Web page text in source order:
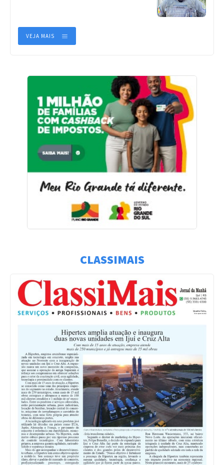
VEJA MAIS
CLASSIMAIS